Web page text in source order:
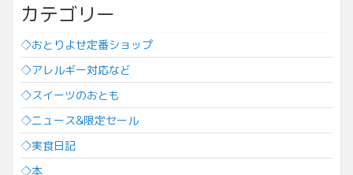
カテゴリー
◇おとりよせ定番ショップ
◇アレルギー対応など
◇スイーツのおとも
◇ニュース&限定セール
◇実食日記
◇本